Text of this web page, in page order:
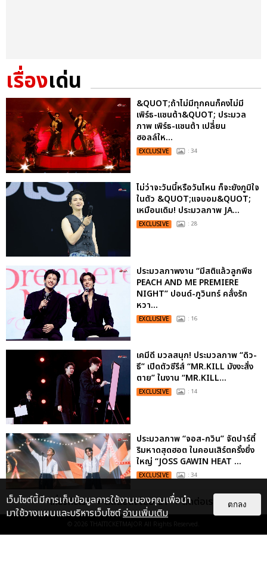
เรื่องเด่น
&QUOT;ถ้าไม่มีทุกคนก็คงไม่มี
เพิร์ธ-แซนต้า&QUOT; ประมวล
ภาพ เพิร์ธ-แซนต้า เปลี่ยน
ฮอลล์ให...
EXCLUSIVE : 34
ไม่ว่าจะวันนี้หรือวันไหน ก็จะยังภูมิใจ
ในตัว &QUOT;แจบอม&QUOT;
เหมือนเดิม! ประมวลภาพ JA...
EXCLUSIVE : 28
ประมวลภาพงาน “มีสติแล้วลูกพีช
PEACH AND ME PREMIERE
NIGHT” ปอนด์-ภูวินทร์ คลั่งรัก
หวา...
EXCLUSIVE : 16
เคมีดี มวลสนุก! ประมวลภาพ “ดิว-
ธี” เปิดตัวซีรีส์ “MR.KILL มังงะสั่ง
ตาย” ในงาน “MR.KILL...
EXCLUSIVE : 14
ประมวลภาพ “จอส-กวิน” จัดปาร์ตี้
ริมหาดสุดฮอต ในคอนเสิร์ตครั้งยิ่ง
ใหญ่ “JOSS GAWIN HEAT ...
EXCLUSIVE : 34
เกี่ยวกับเรา ติดต่อลงโฆษณา ติดต่อเรา
© 2026 THAITICKETMAJOR All Rights Reserved.
เว็บไซต์นี้มีการเก็บข้อมูลการใช้งานของคุณเพื่อนำ
มาใช้วางแผนและบริหารเว็บไซต์อ่านเพิ่มเติม
ตกลง